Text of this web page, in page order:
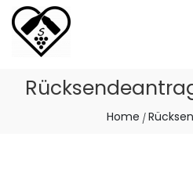
Home